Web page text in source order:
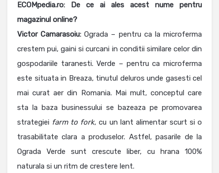
ECOMpedia.ro: De ce ai ales acest nume pentru
magazinul online?
Victor Camarasoiu:Ograda – pentru ca la microferma
crestem pui, gaini si curcani in conditii similare celor din
gospodariile taranesti. Verde – pentru ca microferma
este situata in Breaza, tinutul deluros unde gasesti cel
mai curat aer din Romania. Mai mult, conceptul care
sta la baza businessului se bazeaza pe promovarea
strategiei farm to fork, cu un lant alimentar scurt si o
trasabilitate clara a produselor. Astfel, pasarile de la
Ograda Verde sunt crescute liber, cu hrana 100%
naturala si un ritm de crestere lent.